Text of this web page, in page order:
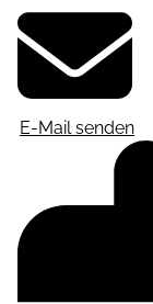
E-Mail senden